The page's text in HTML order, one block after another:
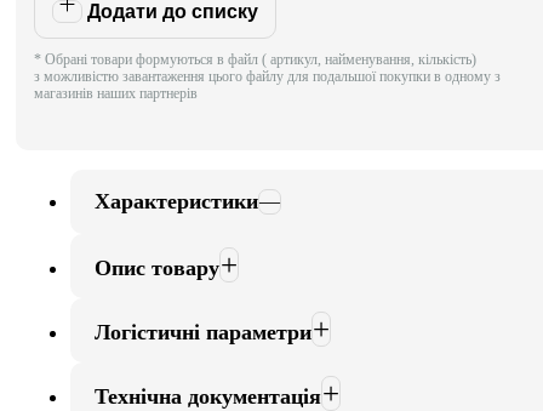
Додати до списку
* Обрані товари формуються в файл ( артикул, найменування, кількість)
з можливістю завантаження цього файлу для подальшої покупки в одному з
магазинів наших партнерів
Характеристики
Опис товару
Логістичні параметри
Технічна документація